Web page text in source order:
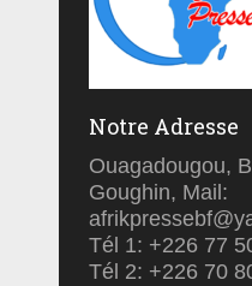
Notre Adresse
Ouagadougou,
Goughin, Mail:
Tél 1: +226 77
Tél 2: +226 70